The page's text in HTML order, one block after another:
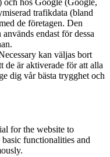
och hos Google (Google,
trafikdata (bland
de företagen. Den
endast för dessa
kan väljas bort
de är aktiverade för att alla
dig vår bästa trygghet och
for the website to
functionalities and